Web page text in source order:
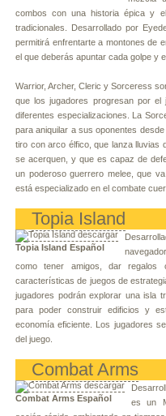
combos con una historia épica y
tradicionales. Desarrollado por
permitirá enfrentarte a montones de
el que deberás apuntar cada golpe y
Warrior, Archer, Cleric y Sorceress
que los jugadores progresan por el
diferentes especializaciones. La
para aniquilar a sus oponentes
tiro con arco élfico, que lanza lluvias
se acerquen, y que es capaz de
un poderoso guerrero melee, que
está especializado en el combate
Topia Island
Topia Island Español
como tener amigos, dar regalos
características de juegos de
jugadores podrán explorar una isla
para poder construir edificios y
economía eficiente. Los jugadores
del juego.
Combat Arms
Combat Arms Español
es un